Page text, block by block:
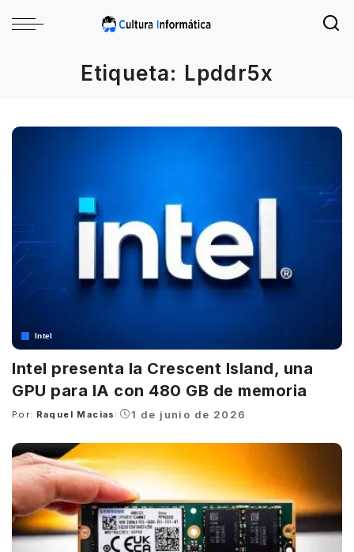
Etiqueta: Lpddr5x
Intel
Intel presenta la Crescent Island, una
GPU para IA con 480 GB de memoria
Posted
Por: Raquel Macias 1 de junio de 2026